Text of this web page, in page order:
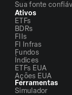
Sua fonte
Ativos
ETFs
BDRs
FIIs
FI Infras
Fundos
Índices
ETFs EUA
Ações EUA
Ferramentas
Simulador